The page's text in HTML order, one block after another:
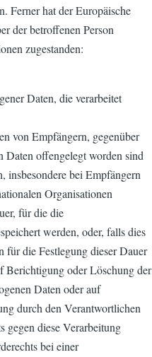
Ferner hat der Europäische
der betroffenen Person
zugestanden:
Daten, die verarbeitet
von Empfängern, gegenüber
Daten offengelegt worden sind
insbesondere bei Empfängern
Organisationen
für die die
werden, oder, falls dies
die Festlegung dieser Dauer
Berichtigung oder Löschung der
Daten oder auf
durch den Verantwortlichen
gegen diese Verarbeitung
bei einer